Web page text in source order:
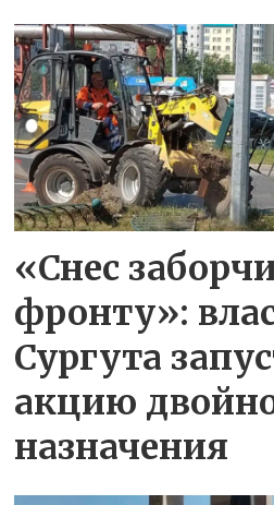
«Снес
фронту»:
Сургута
акцию
назначения